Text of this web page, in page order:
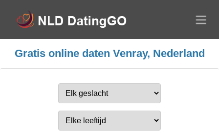
Gratis online daten Venray, Nederland